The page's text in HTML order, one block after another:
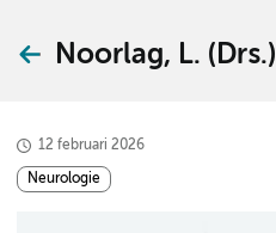
Noorlag, L. (Drs.)
12 februari 2026
Neurologie